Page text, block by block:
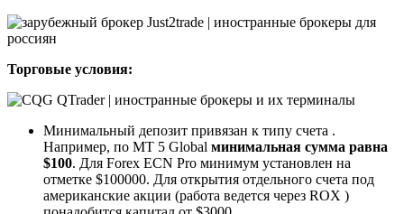
Торговые условия:
Минимальный депозит привязан к типу счета .
Например, по MT 5 Global минимальная сумма равна
$100. Для Forex ECN Pro минимум установлен на
отметке $100000. Для открытия отдельного счета под
американские акции (работа ведется через ROX )